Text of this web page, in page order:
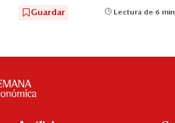
Guardar Lectura de 6 min